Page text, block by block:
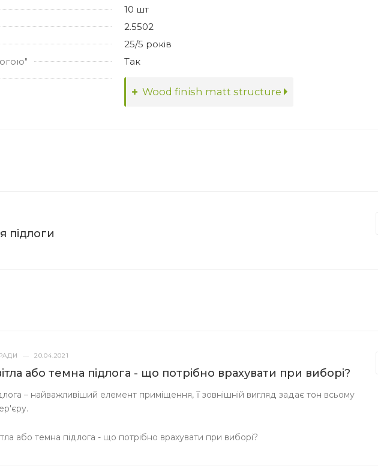
10 шт
2.5502
25/5 років
Так
Wood finish matt structure
підлоги
— 20.04.2021
або темна підлога - що потрібно врахувати при виборі?
– найважливіший елемент приміщення, її зовнішній вигляд задає тон всьому
або темна підлога - що потрібно врахувати при виборі?